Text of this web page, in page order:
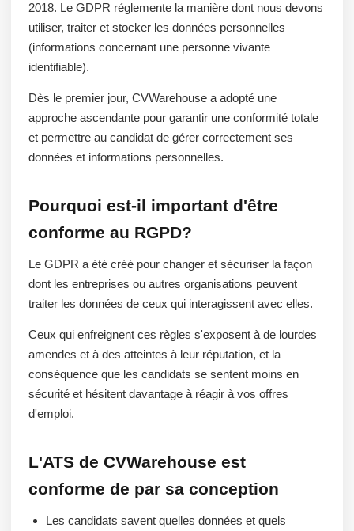
2018. Le GDPR réglemente la manière dont nous devons
utiliser, traiter et stocker les données personnelles
(informations concernant une personne vivante
identifiable).
Dès le premier jour, CVWarehouse a adopté une
approche ascendante pour garantir une conformité totale
et permettre au candidat de gérer correctement ses
données et informations personnelles.
Pourquoi est-il important d'être
conforme au RGPD?
Le GDPR a été créé pour changer et sécuriser la façon
dont les entreprises ou autres organisations peuvent
traiter les données de ceux qui interagissent avec elles.
Ceux qui enfreignent ces règles s'exposent à de lourdes
amendes et à des atteintes à leur réputation, et la
conséquence que les candidats se sentent moins en
sécurité et hésitent davantage à réagir à vos offres
d'emploi.
L'ATS de CVWarehouse est
conforme de par sa conception
Les candidats savent quelles données et quels